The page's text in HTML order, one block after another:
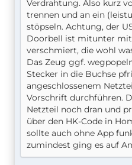
Verdrahtung. Also kurz
trennen und an ein
stöpseln. Achtung, der
Doorbell ist mitunter
verschmiert, die wohl
Das Zeug ggf.
Stecker in die Buchse
angeschlossenem
Vorschrift durchführen.
Netzteil noch dran und
über den HK-Code in
sollte auch ohne App
zumindest ging es auf